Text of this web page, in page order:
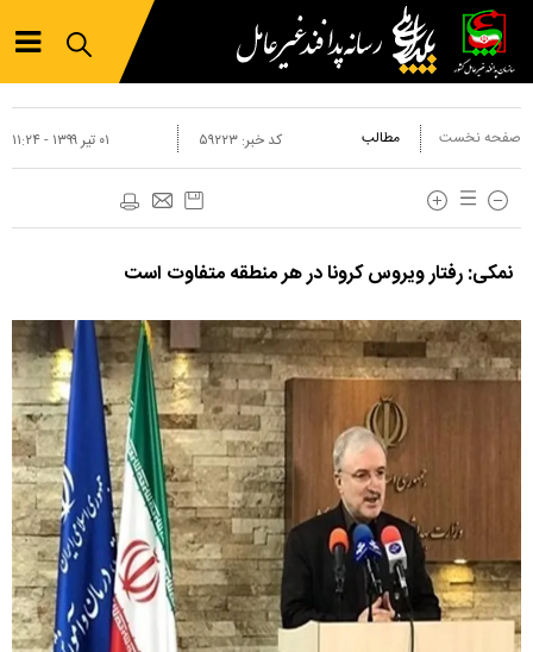
صفحه نخست مطالب ۰۱ تير ۱۳۹۹ - ۱۱:۲۴ کد خبر:۵۹۲۲۳
نمکی: رفتار ویروس کرونا در هر منطقه متفاوت است